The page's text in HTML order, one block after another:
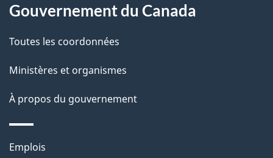
Gouvernement du Canada
Toutes les coordonnées
Ministères et organismes
À propos du gouvernement
Thèmes
Emplois